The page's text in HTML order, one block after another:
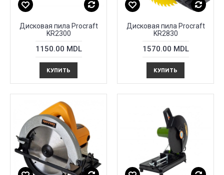
Дисковая пила Procraft
KR2300
1150.00 MDL
КУПИТЬ
Дисковая пила Procraft
KR2830
1570.00 MDL
КУПИТЬ